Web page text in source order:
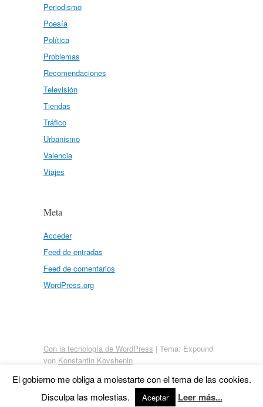
Periodismo
Poesía
Política
Problemas
Recomendaciones
Televisión
Tiendas
Tráfico
Urbanismo
Valencia
Viajes
Meta
Acceder
Feed de entradas
Feed de comentarios
WordPress.org
Con la tecnología de WordPress | Tema: Expound
von Konstantin Kovshenin
El gobierno me obliga a molestarte con el tema de las cookies.
Disculpa las molestias.
Aceptar Leer más...